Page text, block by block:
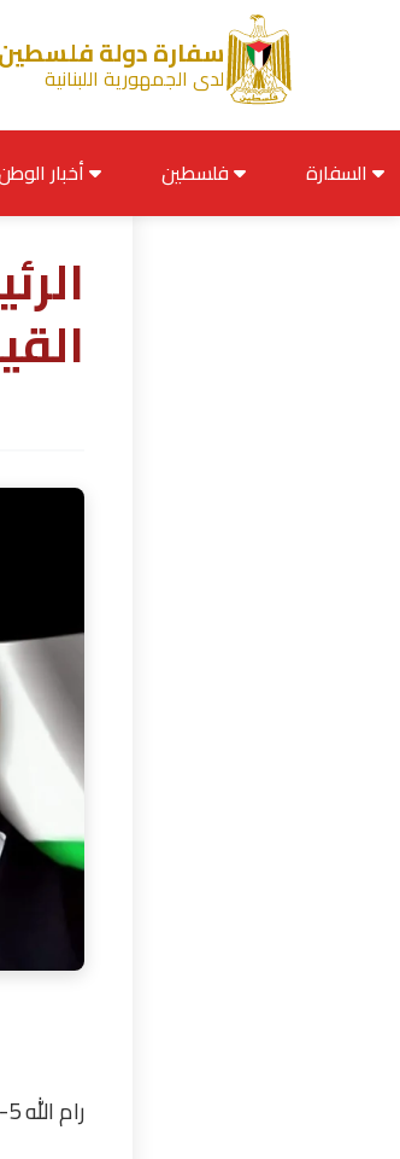
سفارة دولة فلسطين
لدى الجمهورية اللبنانية
رام الله 5-7-2026